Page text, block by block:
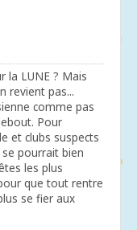
la LUNE ? Mais
revient pas...
comme pas
Pour
et clubs suspects
pourrait bien
les plus
que tout rentre
se fier aux